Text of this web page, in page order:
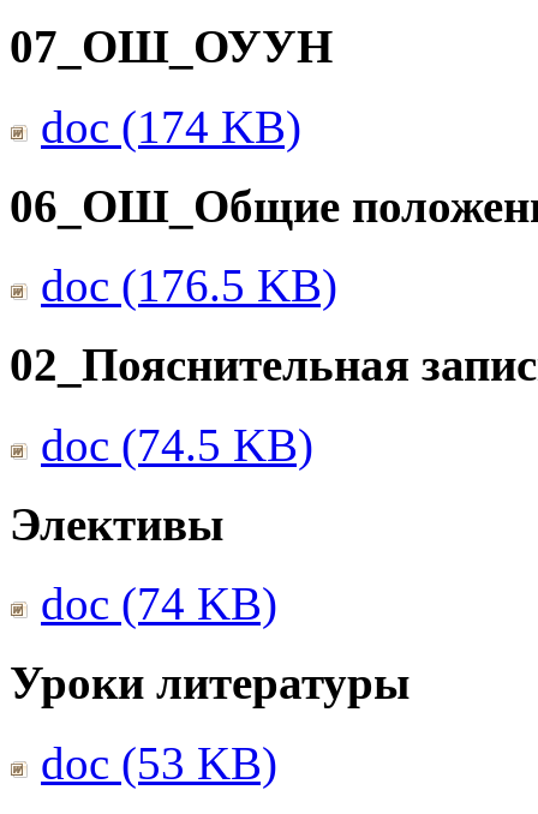
07_ОШ_ОУУН
doc (174 KB)
06_ОШ_Общие
doc (176.5 KB)
02_Пояснительная
doc (74.5 KB)
Элективы
doc (74 KB)
Уроки литературы
doc (53 KB)